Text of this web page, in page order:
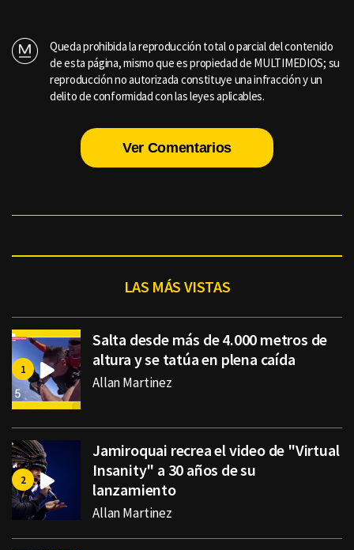
Queda prohibida la reproducción total o parcial del contenido
de esta página, mismo que es propiedad de MULTIMEDIOS; su
reproducción no autorizada constituye una infracción y un
delito de conformidad con las leyes aplicables.
Ver Comentarios
LAS MÁS VISTAS
Salta desde más de 4.000 metros de
altura y se tatúa en plena caída
Allan Martinez
Jamiroquai recrea el video de "Virtual
Insanity" a 30 años de su
lanzamiento
Allan Martinez